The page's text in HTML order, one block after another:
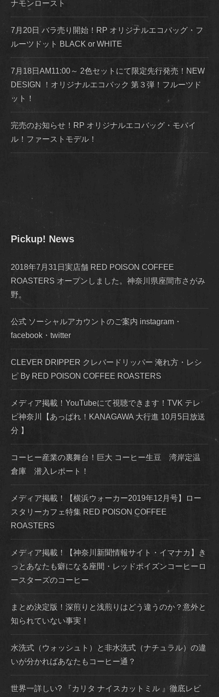
ナモンロースト
7月20日 バラ売り開始！RP オリジナルエコバッグ・フ
ルーツドット BLACK or WHITE
7月18日AM11:00～ 2色セットにて限定先行発売！NEW
DESIGN ！オリジナルエコバック 第３弾！フルーツド
ット！
完売のお知らせ！RP オリジナルエコバッグ・モバイ
ル！ファーストモデル！
Pickup! News
2018年7月31日実店舗 RED POISON COFFEE
ROASTERS オープンしました。神奈川県座間市さがみ
野。
公式 ソーシャルアカウントのご案内 instagram・
facebook・twitter
CLEVER DRIPPER クレバードリッパー 淹れ方・レシ
ピ By RED POISON COFFEE ROASTERS
メディア掲載！YouTubeにて視聴できます！TVK テレ
ビ神奈川【あっぱれ！KANAGAWA 大行進 10月5日放送
分 】
コーヒー産業の裏舞台！巨大 コーヒー生豆 湾岸定温
倉庫 潜入レポート！
メディア掲載！【横浜ウォーカー2019年12月号】ロー
スタリーカフェ特集 RED POISON COFFEE
ROASTERS
メディア掲載！【神奈川新聞情報サイト・イマナカ】き
っとあなたも癖になる座間・レッドポイズンコーヒーロ
ースターズのコーヒー
まとめ決定版！深煎りと浅煎りはどう違うのか？意外と
知られていない事実！
水洗式（ウォッシュト）と非水洗式（ナチュラル）の違
いが分かればあなたもコーヒー通？
世界一詳しい? 『カリタ ナイスカットミル 』徹底レビ